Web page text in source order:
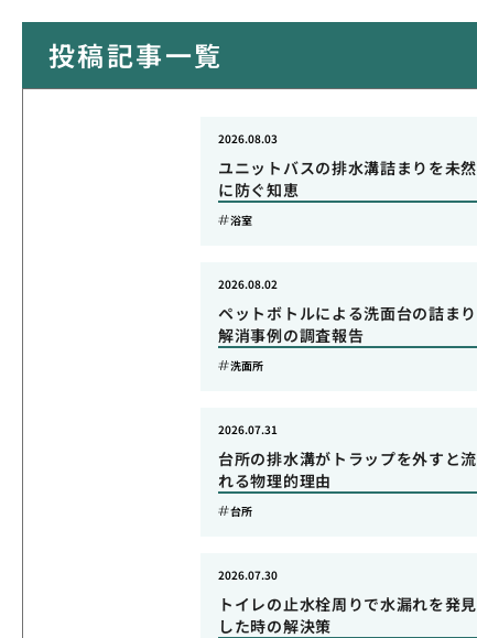
投稿記事一覧
ユニットバスの排水溝詰まりを未然
に防ぐ知恵
2026.08.03
浴室
ペットボトルによる洗面台の詰まり
解消事例の調査報告
2026.08.02
洗面所
台所の排水溝がトラップを外すと流
れる物理的理由
2026.07.31
台所
トイレの止水栓周りで水漏れを発見
した時の解決策
2026.07.30